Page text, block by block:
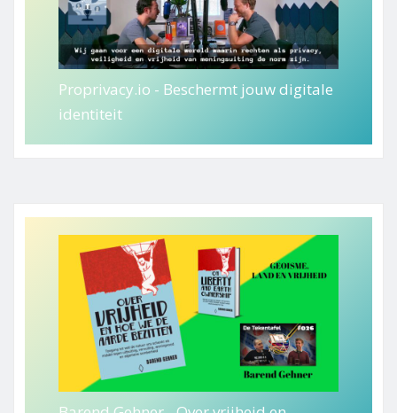
Proprivacy.io - Beschermt jouw digitale
identiteit